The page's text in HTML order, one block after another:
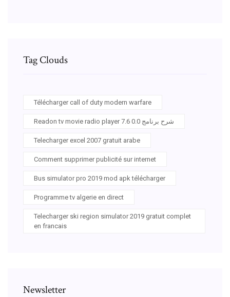
Tag Clouds
Télécharger call of duty modern warfare
Readon tv movie radio player 7.6 0.0 شرح برنامج
Telecharger excel 2007 gratuit arabe
Comment supprimer publicité sur internet
Bus simulator pro 2019 mod apk télécharger
Programme tv algerie en direct
Telecharger ski region simulator 2019 gratuit complet
en francais
Newsletter